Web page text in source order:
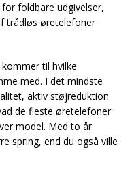
foldbare udgivelser,
trådløs øretelefoner
til hvilke
med. I det mindste
aktiv støjreduktion
de fleste øretelefoner
model. Med to år
spring, end du også ville